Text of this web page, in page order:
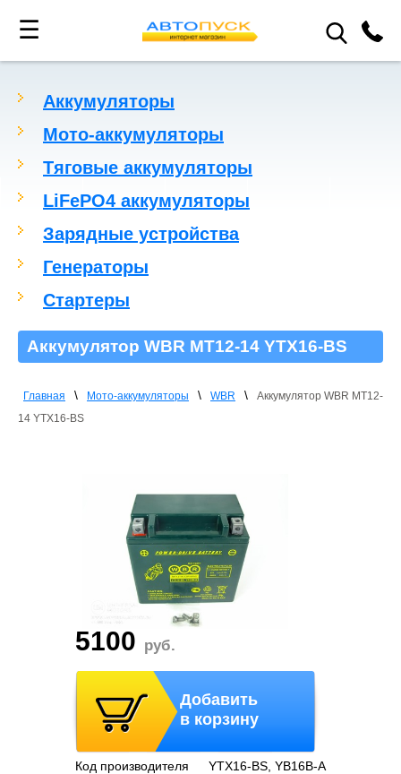
☰
Аккумуляторы
Мото-аккумуляторы
Тяговые аккумуляторы
LiFePO4 аккумуляторы
Зарядные устройства
Генераторы
Стартеры
Аккумулятор WBR MT12-14 YTX16-BS
Главная \ Мото-аккумуляторы \ WBR \
Аккумулятор WBR MT12-
14 YTX16-BS
5100 руб.
Добавить
в корзину
Код производителя
YTX16-BS, YB16B-A